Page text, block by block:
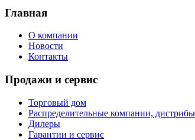
Главная
О компании
Новости
Контакты
Продажи и сервис
Торговый дом
Распределительные компании,
Дилеры
Гарантии и сервис